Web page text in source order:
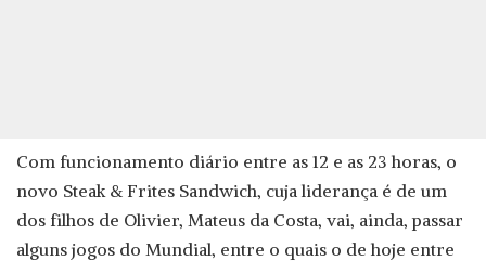
Com funcionamento diário entre as 12 e as 23 horas, o
novo Steak & Frites Sandwich, cuja liderança é de um
dos filhos de Olivier, Mateus da Costa, vai, ainda, passar
alguns jogos do Mundial, entre o quais o de hoje entre